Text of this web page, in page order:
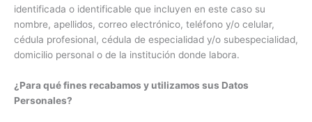
identificada o identificable que incluyen en este caso su
nombre, apellidos, correo electrónico, teléfono y/o celular,
cédula profesional, cédula de especialidad y/o subespecialidad,
domicilio personal o de la institución donde labora.
¿Para qué fines recabamos y utilizamos sus Datos
Personales?